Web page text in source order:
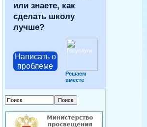
или знаете, как
сделать школу
лучше?
Написать о
проблеме
Решаем
вместе